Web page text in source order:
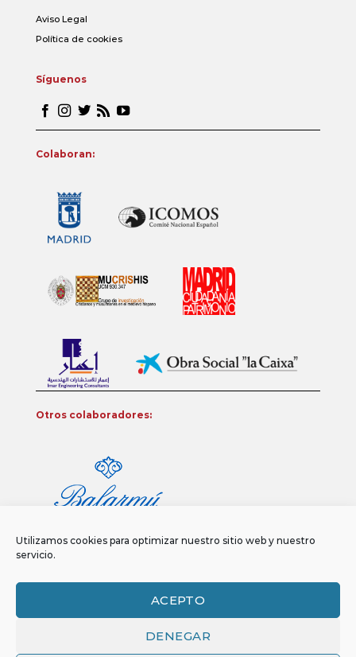
Utilizamos cookies para optimizar nuestro sitio web y nuestro
servicio.
ACEPTO
DENEGAR
Aviso Legal
Política de cookies
Síguenos
Colaboran:
Otros colaboradores:
Política de privacidad